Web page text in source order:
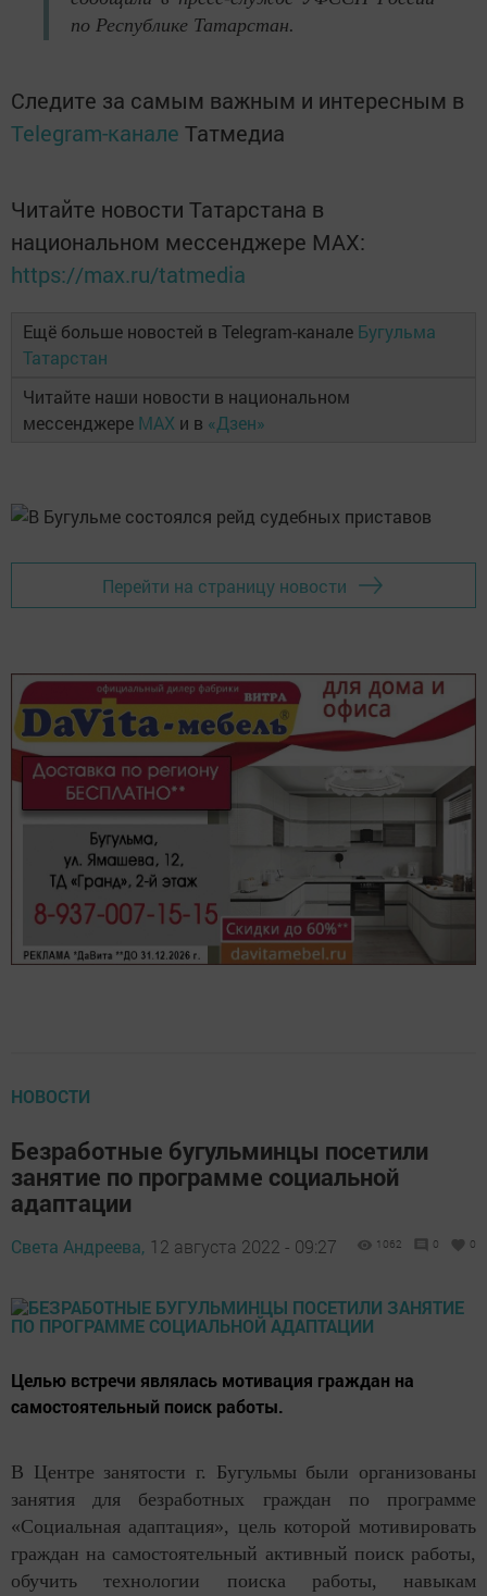
по Республике Татарстан.
Следите за самым важным и интересным в
Telegram-канале Татмедиа
Читайте новости Татарстана в
национальном мессенджере MАХ:
https://max.ru/tatmedia
Ещё больше новостей в Telegram-канале Бугульма
Татарстан
Читайте наши новости в национальном
мессенджере MAX и в «Дзен»
Перейти на страницу новости
НОВОСТИ
Безработные бугульминцы посетили
занятие по программе социальной
адаптации
Света Андреева, 12 августа 2022 - 09:27 1062 0 0
Целью встречи являлась мотивация граждан на
самостоятельный поиск работы.
В Центре занятости г. Бугульмы были организованы
занятия для безработных граждан по программе
«Социальная адаптация», цель которой мотивировать
граждан на самостоятельный активный поиск работы,
обучить технологии поиска работы, навыкам